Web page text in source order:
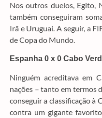
Nos outros duelos, Egito,
também conseguiram
Irã e Uruguai. A seguir, a
de Copa do Mundo.
Espanha 0 x 0 Cabo
Ninguém acreditava em
nações – tanto em termos
conseguir a classificação à
contra um gigante